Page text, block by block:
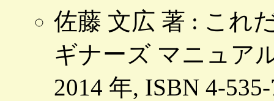
佐藤 文広 著 : これ
ギナーズ マニュア
2014 年, ISBN 4-